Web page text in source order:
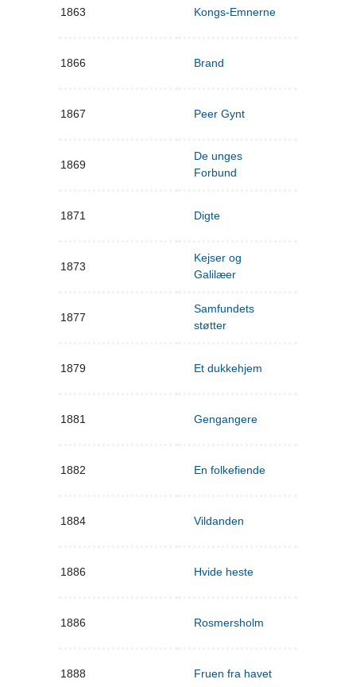
1863 Kongs-Emnerne
1866 Brand
1867 Peer Gynt
1869
De unges
Forbund
1871 Digte
1873
Kejser og
Galilæer
1877
Samfundets
støtter
1879 Et dukkehjem
1881 Gengangere
1882 En folkefiende
1884 Vildanden
1886 Hvide heste
1886 Rosmersholm
1888 Fruen fra havet